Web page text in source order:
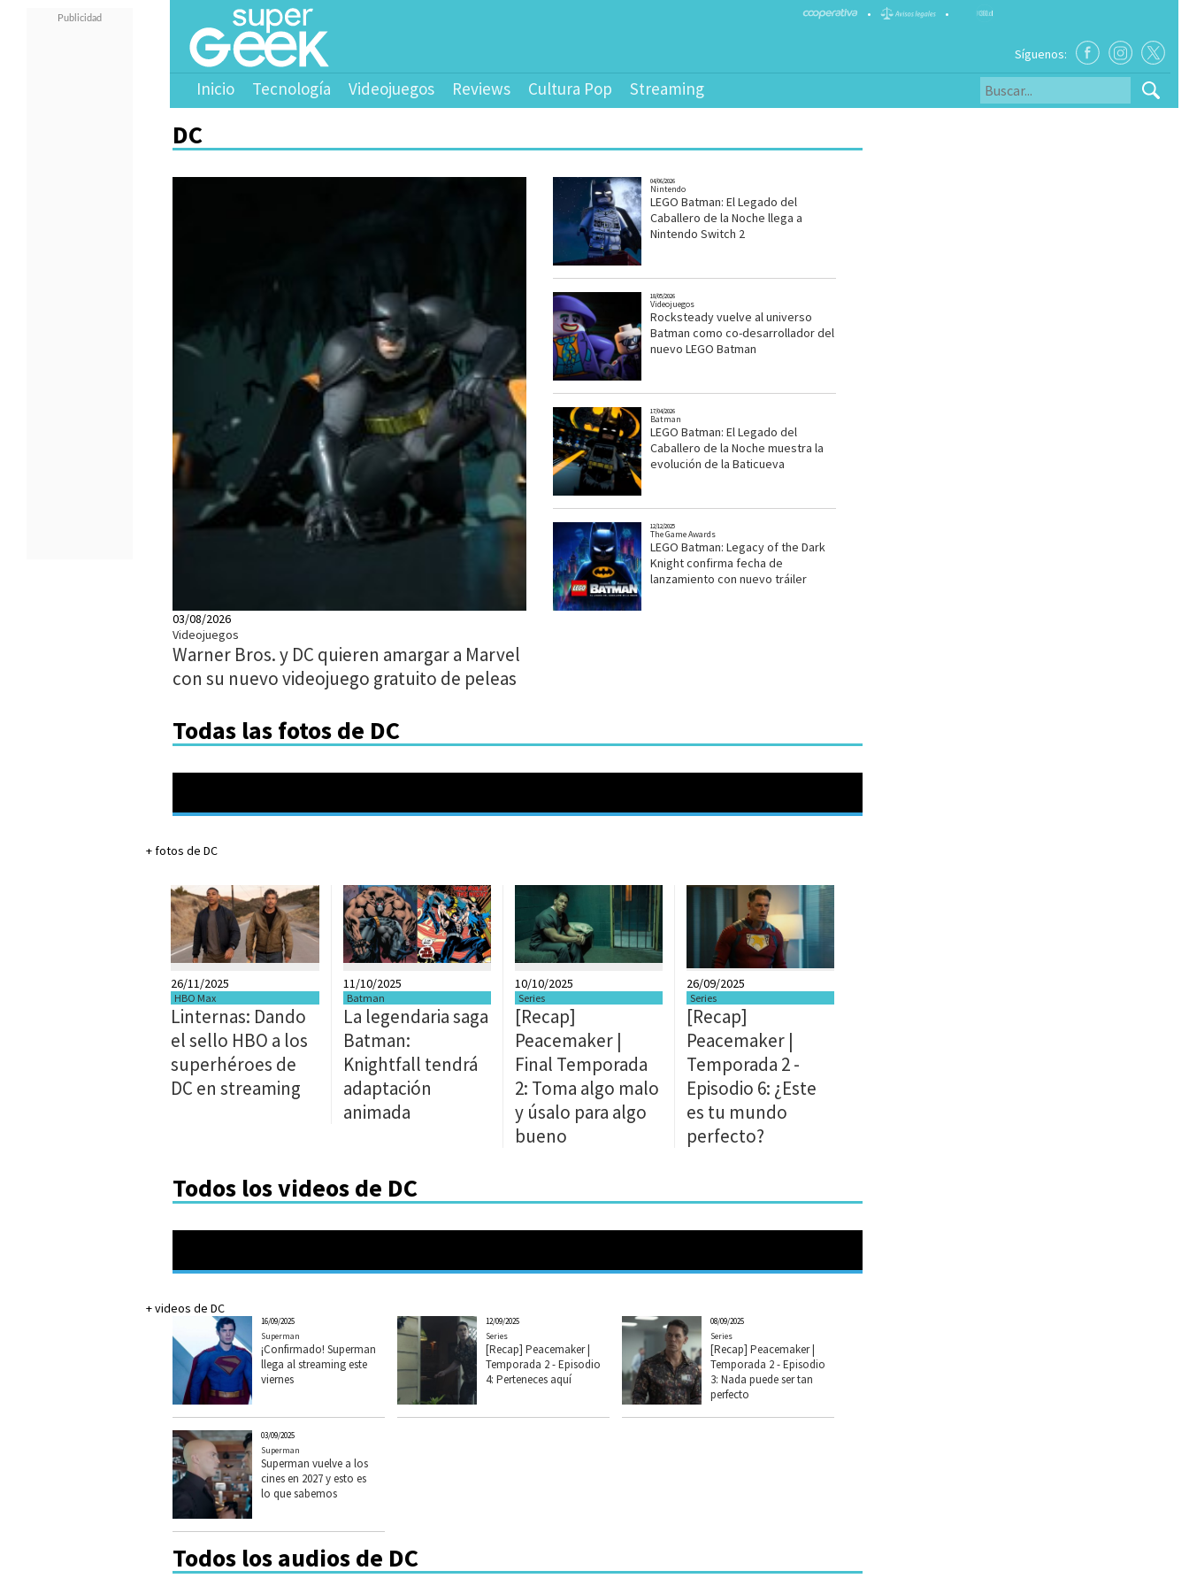
• •
Síguenos:
Inicio Tecnología Videojuegos Reviews Cultura Pop Streaming
DC
03/08/2026
Videojuegos
Warner Bros. y DC quieren amargar a Marvel
con su nuevo videojuego gratuito de peleas
04/06/2026
Nintendo
LEGO Batman: El Legado del
Caballero de la Noche llega a
Nintendo Switch 2
18/05/2026
Videojuegos
Rocksteady vuelve al universo
Batman como co-desarrollador del
nuevo LEGO Batman
17/04/2026
Batman
LEGO Batman: El Legado del
Caballero de la Noche muestra la
evolución de la Baticueva
12/12/2025
The Game Awards
LEGO Batman: Legacy of the Dark
Knight confirma fecha de
lanzamiento con nuevo tráiler
Todas las fotos de DC
+ fotos de DC
26/11/2025
HBO Max
Linternas: Dando
el sello HBO a los
superhéroes de
DC en streaming
11/10/2025
Batman
La legendaria saga
Batman:
Knightfall tendrá
adaptación
animada
10/10/2025
Series
[Recap]
Peacemaker |
Final Temporada
2: Toma algo malo
y úsalo para algo
bueno
26/09/2025
Series
[Recap]
Peacemaker |
Temporada 2 -
Episodio 6: ¿Este
es tu mundo
perfecto?
Todos los videos de DC
+ videos de DC
16/09/2025
Superman
¡Confirmado! Superman
llega al streaming este
viernes
12/09/2025
Series
[Recap] Peacemaker |
Temporada 2 - Episodio
4: Perteneces aquí
08/09/2025
Series
[Recap] Peacemaker |
Temporada 2 - Episodio
3: Nada puede ser tan
perfecto
03/09/2025
Superman
Superman vuelve a los
cines en 2027 y esto es
lo que sabemos
Todos los audios de DC